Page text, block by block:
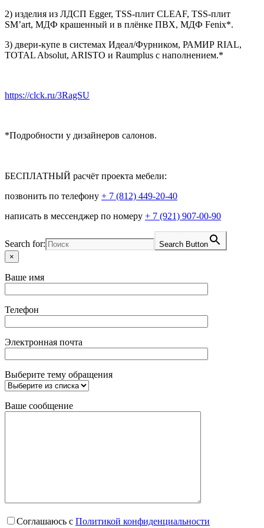
2) изделия из ЛДСП Egger, TSS-плит CLEAF, TSS-плит
SM’art, МДФ крашенный и в плёнке ПВХ, МДФ Fenix*.
3) двери-купе в системах Идеал/Фурником, РАМИР RIAL,
TOTAL Absolut, ARISTO и Raumplus с наполнением.*
https://clck.ru/3RagSU
*Подробности у дизайнеров салонов.
БЕСПЛАТНЫЙ расчёт проекта мебели:
позвонить по телефону + 7 (812) 449-20-40
написать в мессенджер по номеру + 7 (921) 907-00-90
Search for:
Search Button
×
Ваше имя
Телефон
Электронная почта
Выберите тему обращения
Ваше сообщение
Соглашаюсь с Политикой конфиденциальности